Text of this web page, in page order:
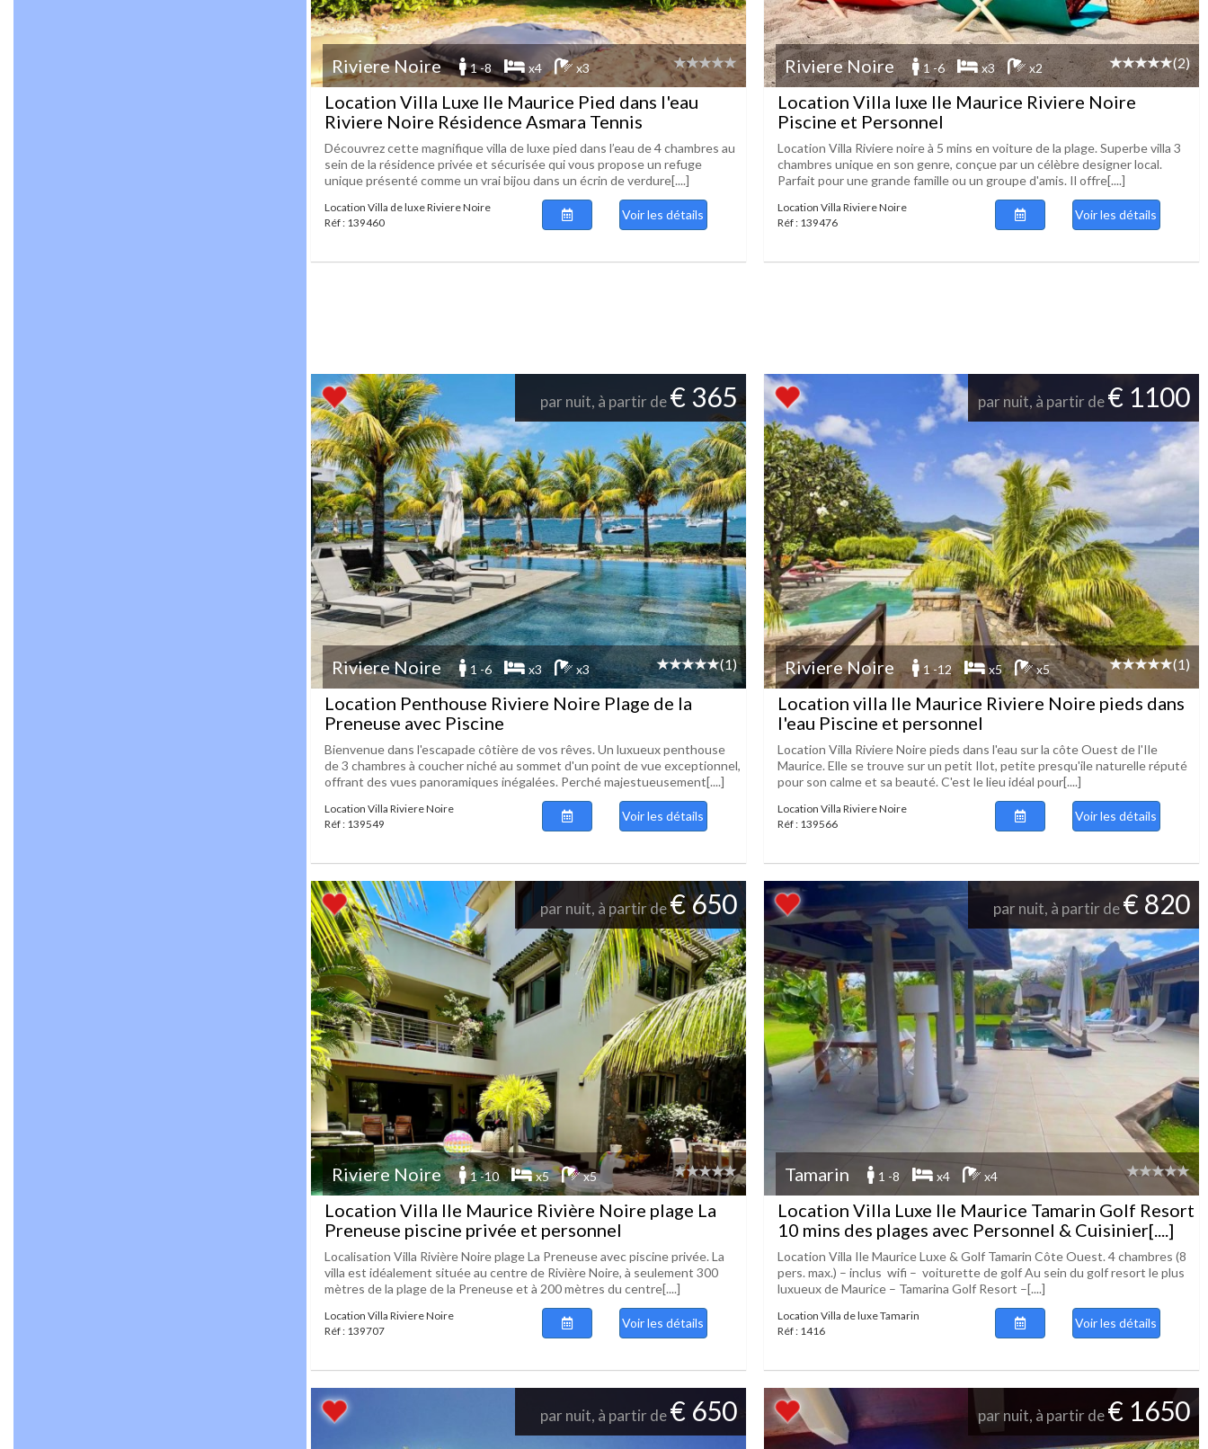
Riviere Noire 1 -8 x4 x3
Location Villa Luxe Ile Maurice Pied dans l'eau
Riviere Noire Résidence Asmara Tennis
Découvrez cette magnifique villa de luxe pied dans l’eau de 4 chambres au
sein de la résidence privée et sécurisée qui vous propose un refuge
unique présenté comme un vrai bijou dans un écrin de verdure[....]
Location Villa de luxe Riviere Noire
Réf : 139460
Voir les détails
Riviere Noire 1 -6 x3 x2 (2)
Location Villa luxe Ile Maurice Riviere Noire
Piscine et Personnel
Location Villa Riviere noire à 5 mins en voiture de la plage. Superbe villa 3
chambres unique en son genre, conçue par un célèbre designer local.
Parfait pour une grande famille ou un groupe d'amis. Il offre[....]
Location Villa Riviere Noire
Réf : 139476
Voir les détails
par nuit, à partir de€ 365
Riviere Noire 1 -6 x3 x3 (1)
Location Penthouse Riviere Noire Plage de la
Preneuse avec Piscine
Bienvenue dans l'escapade côtière de vos rêves. Un luxueux penthouse
de 3 chambres à coucher niché au sommet d'un point de vue exceptionnel,
offrant des vues panoramiques inégalées. Perché majestueusement[....]
Location Villa Riviere Noire
Réf : 139549
Voir les détails
par nuit, à partir de€ 1100
Riviere Noire 1 -12 x5 x5 (1)
Location villa Ile Maurice Riviere Noire pieds dans
l'eau Piscine et personnel
Location Villa Riviere Noire pieds dans l'eau sur la côte Ouest de l'Ile
Maurice. Elle se trouve sur un petit Ilot, petite presqu'ile naturelle réputé
pour son calme et sa beauté. C'est le lieu idéal pour[....]
Location Villa Riviere Noire
Réf : 139566
Voir les détails
par nuit, à partir de€ 650
Riviere Noire 1 -10 x5 x5
Location Villa Ile Maurice Rivière Noire plage La
Preneuse piscine privée et personnel
Localisation Villa Rivière Noire plage La Preneuse avec piscine privée. La
villa est idéalement située au centre de Rivière Noire, à seulement 300
mètres de la plage de la Preneuse et à 200 mètres du centre[....]
Location Villa Riviere Noire
Réf : 139707
Voir les détails
par nuit, à partir de€ 820
Tamarin 1 -8 x4 x4
Location Villa Luxe Ile Maurice Tamarin Golf Resort
10 mins des plages avec Personnel & Cuisinier[....]
Location Villa Ile Maurice Luxe & Golf Tamarin Côte Ouest. 4 chambres (8
pers. max.) – inclus wifi – voiturette de golf Au sein du golf resort le plus
luxueux de Maurice – Tamarina Golf Resort –[....]
Location Villa de luxe Tamarin
Réf : 1416
Voir les détails
par nuit, à partir de€ 650 par nuit, à partir de€ 1650